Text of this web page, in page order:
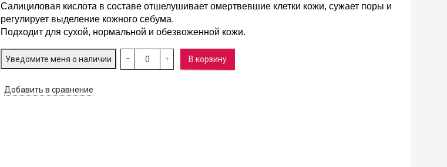
Салициловая кислота в составе отшелушивает омертвевшие клетки кожи, сужает поры и
регулирует выделение кожного себума.
Подходит для сухой, нормальной и обезвоженной кожи.
Уведомите меня о наличии В корзину
Добавить в сравнение